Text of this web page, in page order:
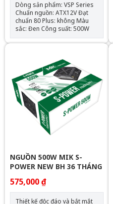
Dòng sản phẩm: VSP Series
Chuẩn nguồn: ATX12V Đạt
chuẩn 80 Plus: không Màu
sắc: Đen Công suất: 500W
NGUỒN 500W MIK S-
POWER NEW BH 36 THÁNG
575,000 ₫
Thiết kế độc đáo và bắt mắt